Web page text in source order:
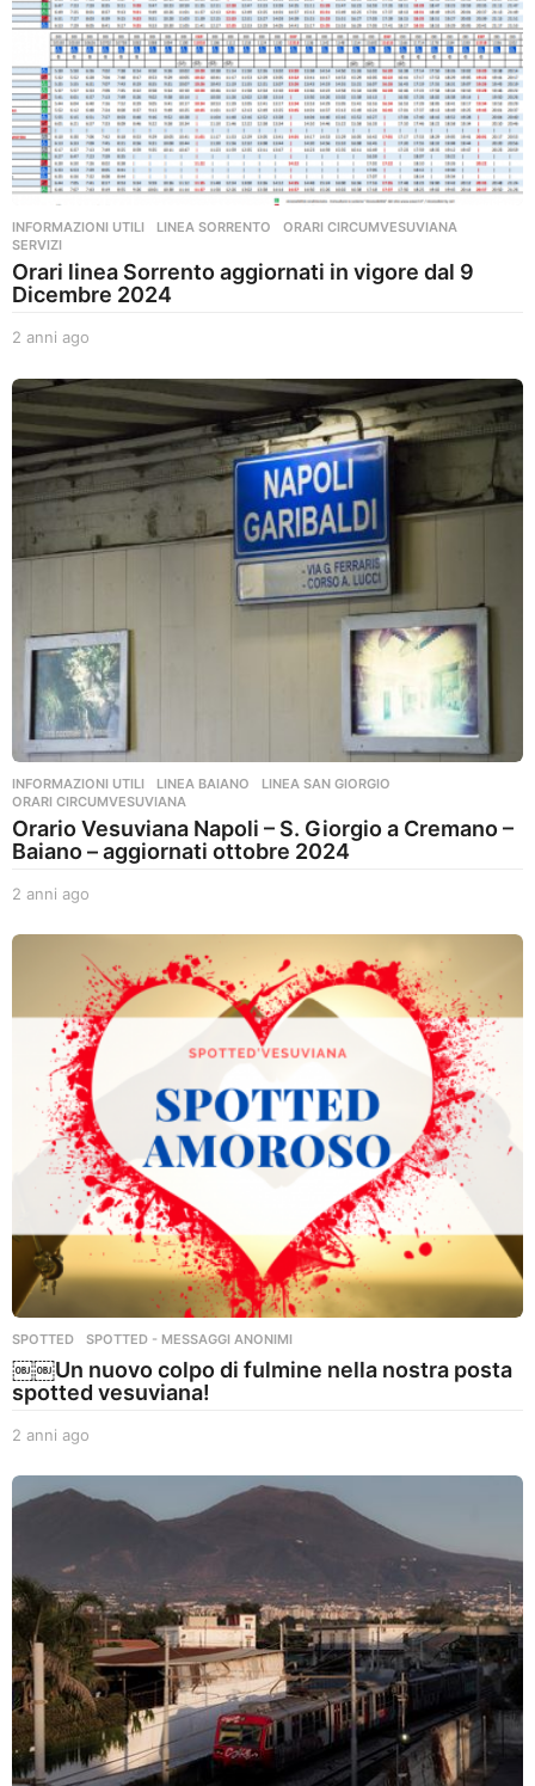
INFORMAZIONI UTILI ,LINEA SORRENTO ,ORARI CIRCUMVESUVIANA
SERVIZI
Orari linea Sorrento aggiornati in vigore dal 9
Dicembre 2024
2 anni ago
n
n
i
a
g
o
INFORMAZIONI UTILI ,LINEA BAIANO ,LINEA SAN GIORGIO
ORARI CIRCUMVESUVIANA
Orario Vesuviana Napoli – S. Giorgio a Cremano –
Baiano – aggiornati ottobre 2024
2 anni ago
n
n
i
a
g
o
SPOTTED ,SPOTTED - MESSAGGI ANONIMI
￼￼Un nuovo colpo di fulmine nella nostra posta
spotted vesuviana!
2 anni ago
n
n
o